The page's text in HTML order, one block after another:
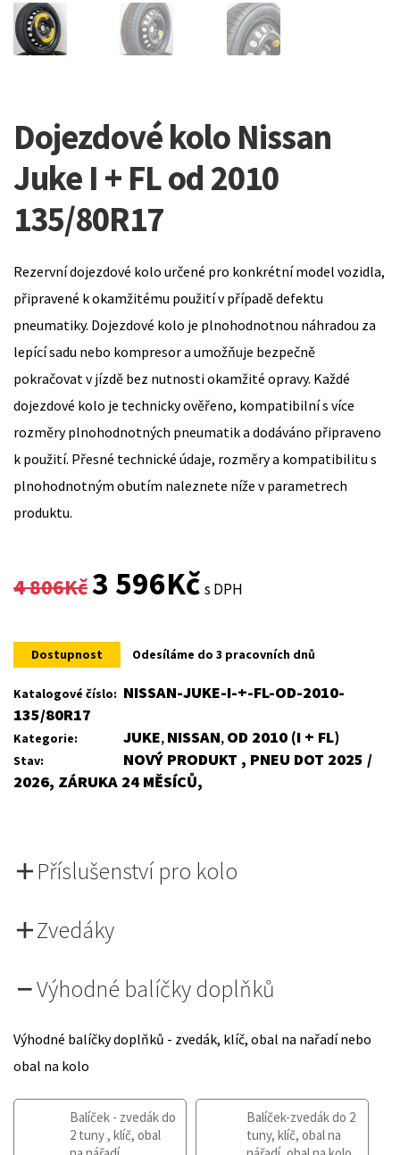
Dojezdové kolo Nissan
Juke I + FL od 2010
135/80R17
Rezervní dojezdové kolo určené pro konkrétní model vozidla,
připravené k okamžitému použití v případě defektu
pneumatiky. Dojezdové kolo je plnohodnotnou náhradou za
lepící sadu nebo kompresor a umožňuje bezpečně
pokračovat v jízdě bez nutnosti okamžité opravy. Každé
dojezdové kolo je technicky ověřeno, kompatibilní s více
rozměry plnohodnotných pneumatik a dodáváno připraveno
k použití. Přesné technické údaje, rozměry a kompatibilitu s
plnohodnotným obutím naleznete níže v parametrech
produktu.
4 806Kč
Original
was:
4
3 596KčCurrent
is:
3
s DPH
Dostupnost Odesíláme do 3 pracovních dnů
Katalogové číslo: NISSAN-JUKE-I-+-FL-OD-2010-
135/80R17
Kategorie: JUKE, NISSAN, OD 2010 (I + FL)
Stav:
NOVÝ PRODUKT , PNEU DOT 2025 /
2026, ZÁRUKA 24 MĚSÍCŮ,
Příslušenství pro kolo
Zvedáky
Výhodné balíčky doplňků
Výhodné balíčky doplňků - zvedák, klíč, obal na nařadí nebo
obal na kolo
Balíček - zvedák do
2 tuny , klíč, obal
Balíček-zvedák do 2
tuny, klíč, obal na